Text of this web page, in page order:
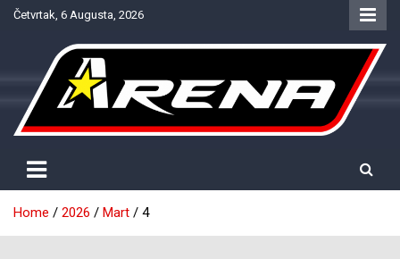
SkipČetvrtak, 6 Augusta, 2026
NTV Arena
Home 2026 Mart 4